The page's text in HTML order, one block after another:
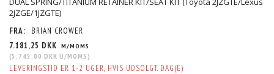
2JZGE/1JZGTE)
FRA:
BRIAN CROWER
7.181,25 DKK M/MOMS
(5.745,00 DKK U/MOMS )
LEVERINGSTID ER 1-2 UGER, HVIS UDSOLGT. DAG(E)